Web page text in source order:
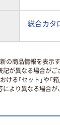
総合カタ
の商品情報を表示
が異なる場合がご
ける「セット」や
より異なる場合が